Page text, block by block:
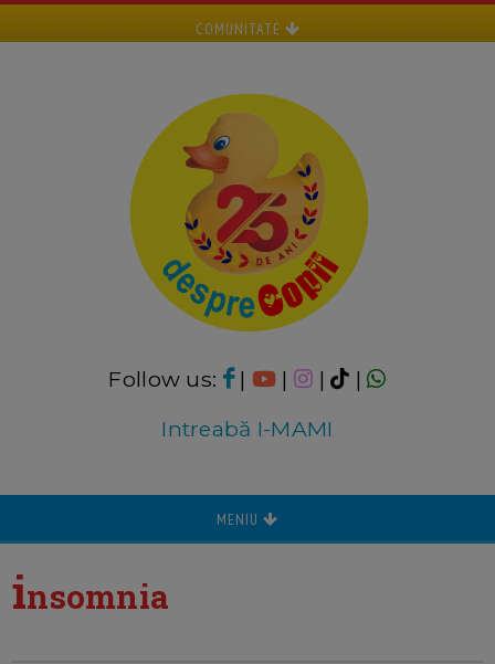
COMUNITATE
Follow us: | | |
|
Intreabă I-MAMI
MENIU
insomnia